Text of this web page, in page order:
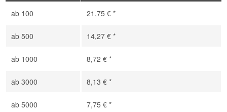
ab 100 21,75 € *
ab 500 14,27 € *
ab 1000 8,72 € *
ab 3000 8,13 € *
ab 5000 7,75 € *